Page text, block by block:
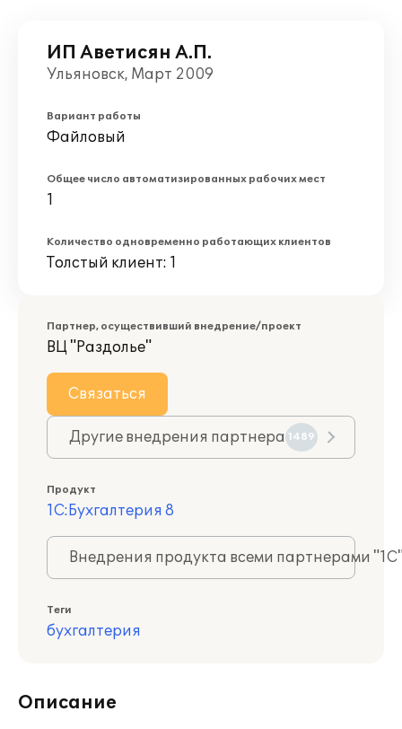
ИП Аветисян А.П.
Ульяновск, Март 2009
Вариант работы
Файловый
Общее число автоматизированных рабочих мест
1
Количество одновременно работающих клиентов
Толстый клиент: 1
Партнер, осуществивший внедрение/проект
ВЦ "Раздолье"
Связаться
Другие внедрения партнера 1489
Продукт
1С:Бухгалтерия 8
Внедрения продукта всеми партнерами
Теги
бухгалтерия
Описание